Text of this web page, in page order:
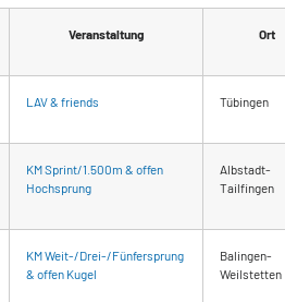
Veranstaltung Ort
LAV & friends Tübingen
KM Sprint/1.500m & offen
Hochsprung
Albstadt-
Tailfingen
KM Weit-/Drei-/Fünfersprung
& offen Kugel
Balingen-
Weilstetten